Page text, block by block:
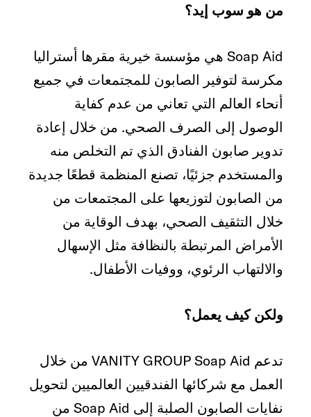
من هو سوب إيد؟
Soap Aid هي مؤسسة خيرية مقرها أستراليا
مكرسة لتوفير الصابون للمجتمعات في جميع
أنحاء العالم التي تعاني من عدم كفاية
الوصول إلى الصرف الصحي. من خلال إعادة
تدوير صابون الفنادق الذي تم التخلص منه
والمستخدم جزئيًا، تصنع المنظمة قطعًا جديدة
من الصابون لتوزيعها على المجتمعات من
خلال التثقيف الصحي، بهدف الوقاية من
الأمراض المرتبطة بالنظافة مثل الإسهال
والالتهاب الرئوي، ووفيات الأطفال.
ولكن كيف يعمل؟
تدعم VANITY GROUP Soap Aid من خلال
العمل مع شركائها الفندقيين العالميين لتحويل
نفايات الصابون الصلبة إلى Soap Aid من